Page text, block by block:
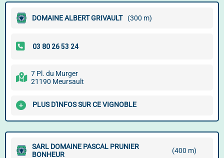
DOMAINE ALBERT GRIVAULT (300 m)
7 Pl. du Murger
21190 Meursault
PLUS D'INFOS SUR CE VIGNOBLE
SARL DOMAINE PASCAL PRUNIER
BONHEUR
(400 m)